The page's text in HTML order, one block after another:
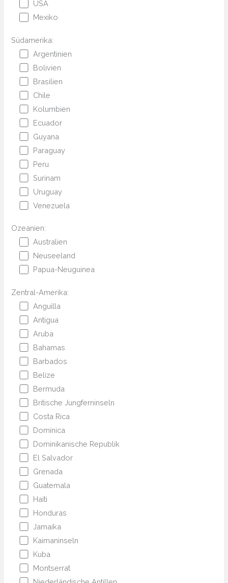
USA
Mexiko
Südamerika:
Argentinien
Bolivien
Brasilien
Chile
Kolumbien
Ecuador
Guyana
Paraguay
Peru
Surinam
Uruguay
Venezuela
Ozeanien:
Australien
Neuseeland
Papua-Neuguinea
Zentral-Amerika:
Anguilla
Antigua
Aruba
Bahamas
Barbados
Belize
Bermuda
Britische Jungferninseln
Costa Rica
Dominica
Dominikanische Republik
El Salvador
Grenada
Guatemala
Haiti
Honduras
Jamaika
Kaimaninseln
Kuba
Montserrat